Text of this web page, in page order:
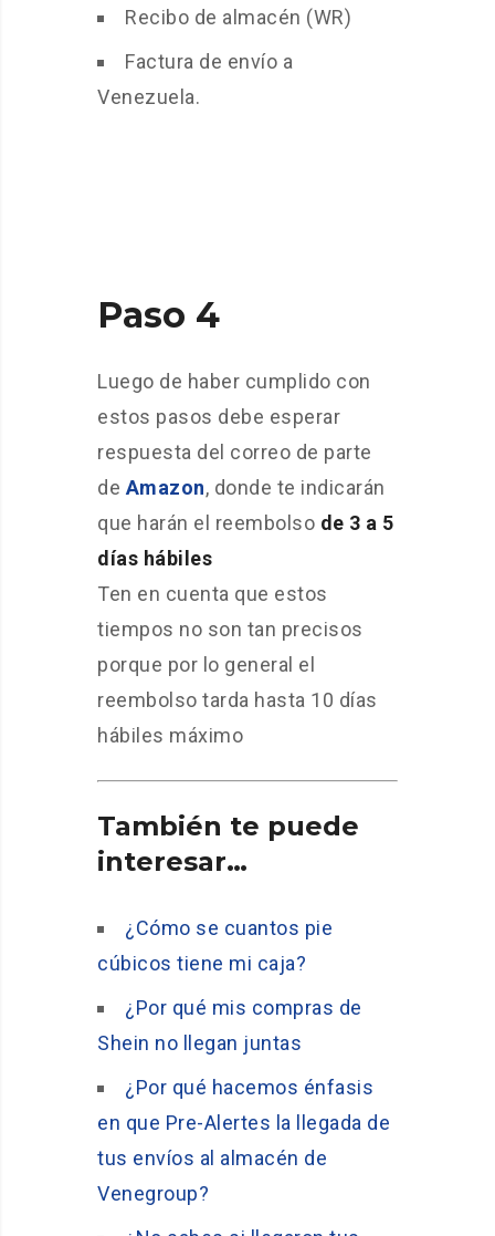
Recibo de almacén (WR)
Factura de envío a
Venezuela.
Paso 4
Luego de haber cumplido con
estos pasos debe esperar
respuesta del correo de parte
de Amazon, donde te indicarán
que harán el reembolso de 3 a 5
días hábiles
Ten en cuenta que estos
tiempos no son tan precisos
porque por lo general el
reembolso tarda hasta 10 días
hábiles máximo
También te puede
interesar…
¿Cómo se cuantos pie
cúbicos tiene mi caja?
¿Por qué mis compras de
Shein no llegan juntas
¿Por qué hacemos énfasis
en que Pre-Alertes la llegada de
tus envíos al almacén de
Venegroup?